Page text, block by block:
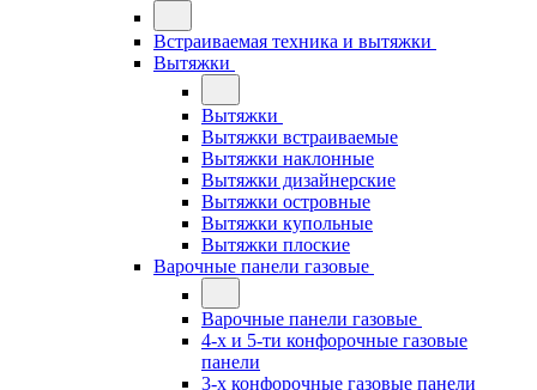
Встраиваемая техника и вытяжки
Вытяжки
Вытяжки
Вытяжки встраиваемые
Вытяжки наклонные
Вытяжки дизайнерские
Вытяжки островные
Вытяжки купольные
Вытяжки плоские
Варочные панели газовые
Варочные панели газовые
4-х и 5-ти конфорочные газовые
панели
3-х конфорочные газовые панели